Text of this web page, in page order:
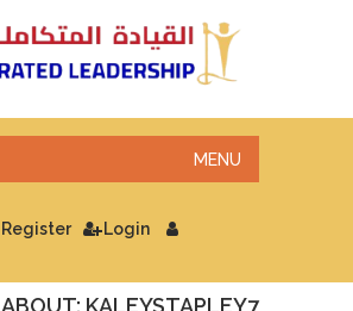
MENU
Login
Register
ABOUT: KALEYSTAPLEY7